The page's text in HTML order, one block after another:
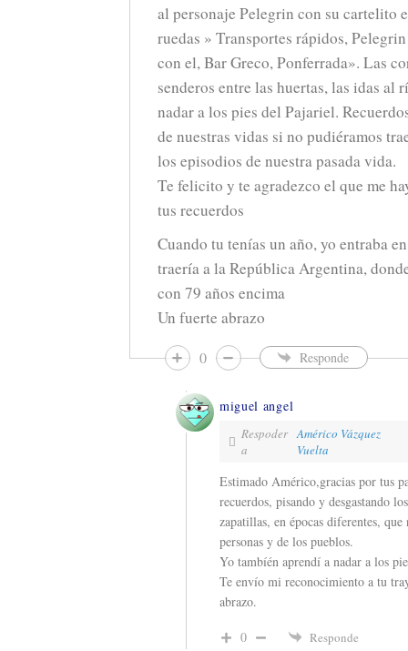
al personaje Pelegrin con su cartelito
ruedas » Transportes rápidos,
con el, Bar Greco, Ponferrada». Las
senderos entre las huertas, las idas al
nadar a los pies del Pajariel.
de nuestras vidas si no pudiéramos
los episodios de nuestra pasada vida.
Te felicito y te agradezco el que me
tus recuerdos
Cuando tu tenías un año, yo entraba
traería a la República Argentina,
con 79 años encima
Un fuerte abrazo
0 Responde
miguel angel
Respoder
a
Américo Vázquez
Vuelta
Estimado Américo,gracias por tus
recuerdos, pisando y desgastando
zapatillas, en épocas diferentes,
personas y de los pueblos.
Yo tambíén aprendí a nadar a los
Te envío mi reconocimiento a tu
abrazo.
0 Responde